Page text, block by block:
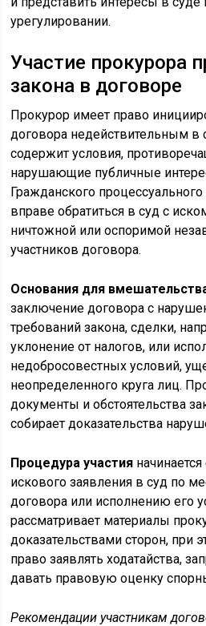
урегулировании.
Участие прокурора
закона в договоре
Прокурор имеет право
договора недействительным в
содержит условия,
нарушающие публичные
Гражданского
вправе обратиться в суд с
ничтожной или оспоримой
участников договора.
Основания для
заключение договора с
требований закона, сделки,
уклонение от налогов, или
недобросовестных условий,
неопределенного круга лиц.
документы и обстоятельства
собирает доказательства
Процедура участия
искового заявления в суд по
договора или исполнению его
рассматривает материалы
доказательствами сторон, при
право заявлять ходатайства,
давать правовую оценку
Рекомендации участникам